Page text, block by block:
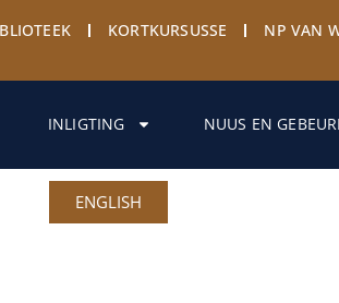
KORTKURSUSSE NP VAN
INLIGTING NUUS EN
ENGLISH